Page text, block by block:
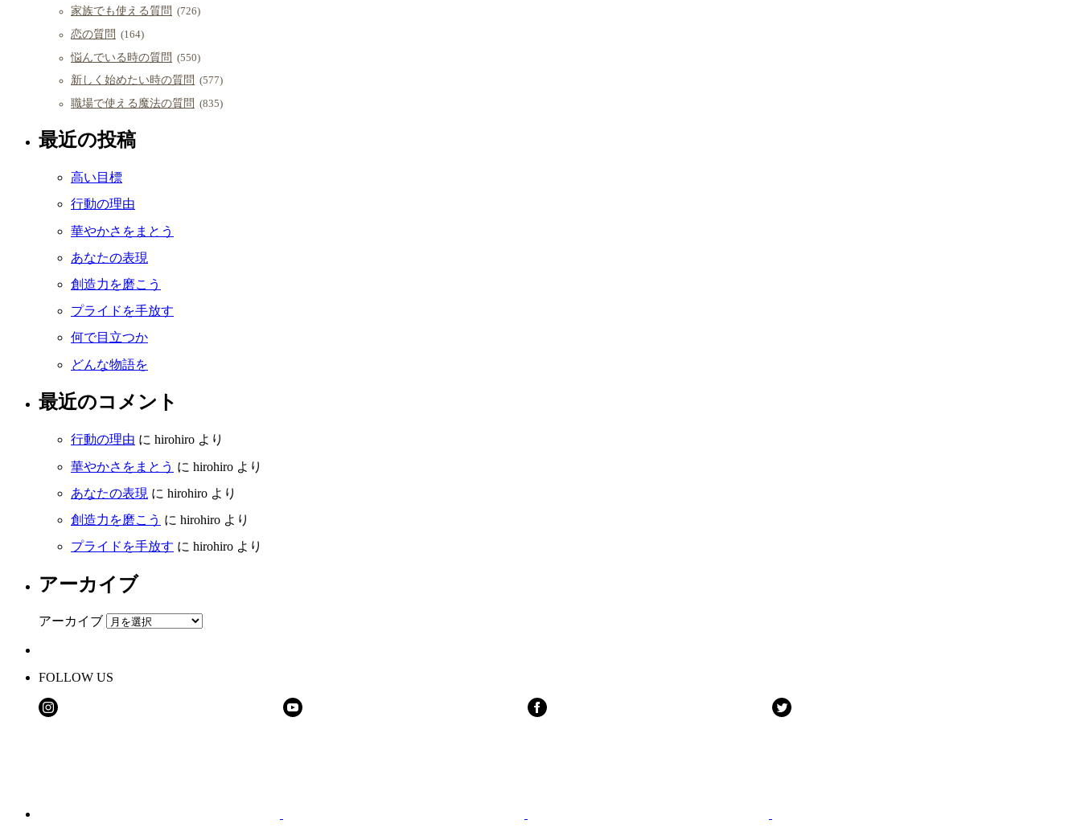
家族でも使える質問 (726)
恋の質問 (164)
悩んでいる時の質問 (550)
新しく始めたい時の質問 (577)
職場で使える魔法の質問 (835)
最近の投稿
高い目標
行動の理由
華やかさをまとう
あなたの表現
創造力を磨こう
プライドを手放す
何で目立つか
どんな物語を
最近のコメント
行動の理由 に hirohiro より
華やかさをまとう に hirohiro より
あなたの表現 に hirohiro より
創造力を磨こう に hirohiro より
プライドを手放す に hirohiro より
アーカイブ
アーカイブ
FOLLOW US